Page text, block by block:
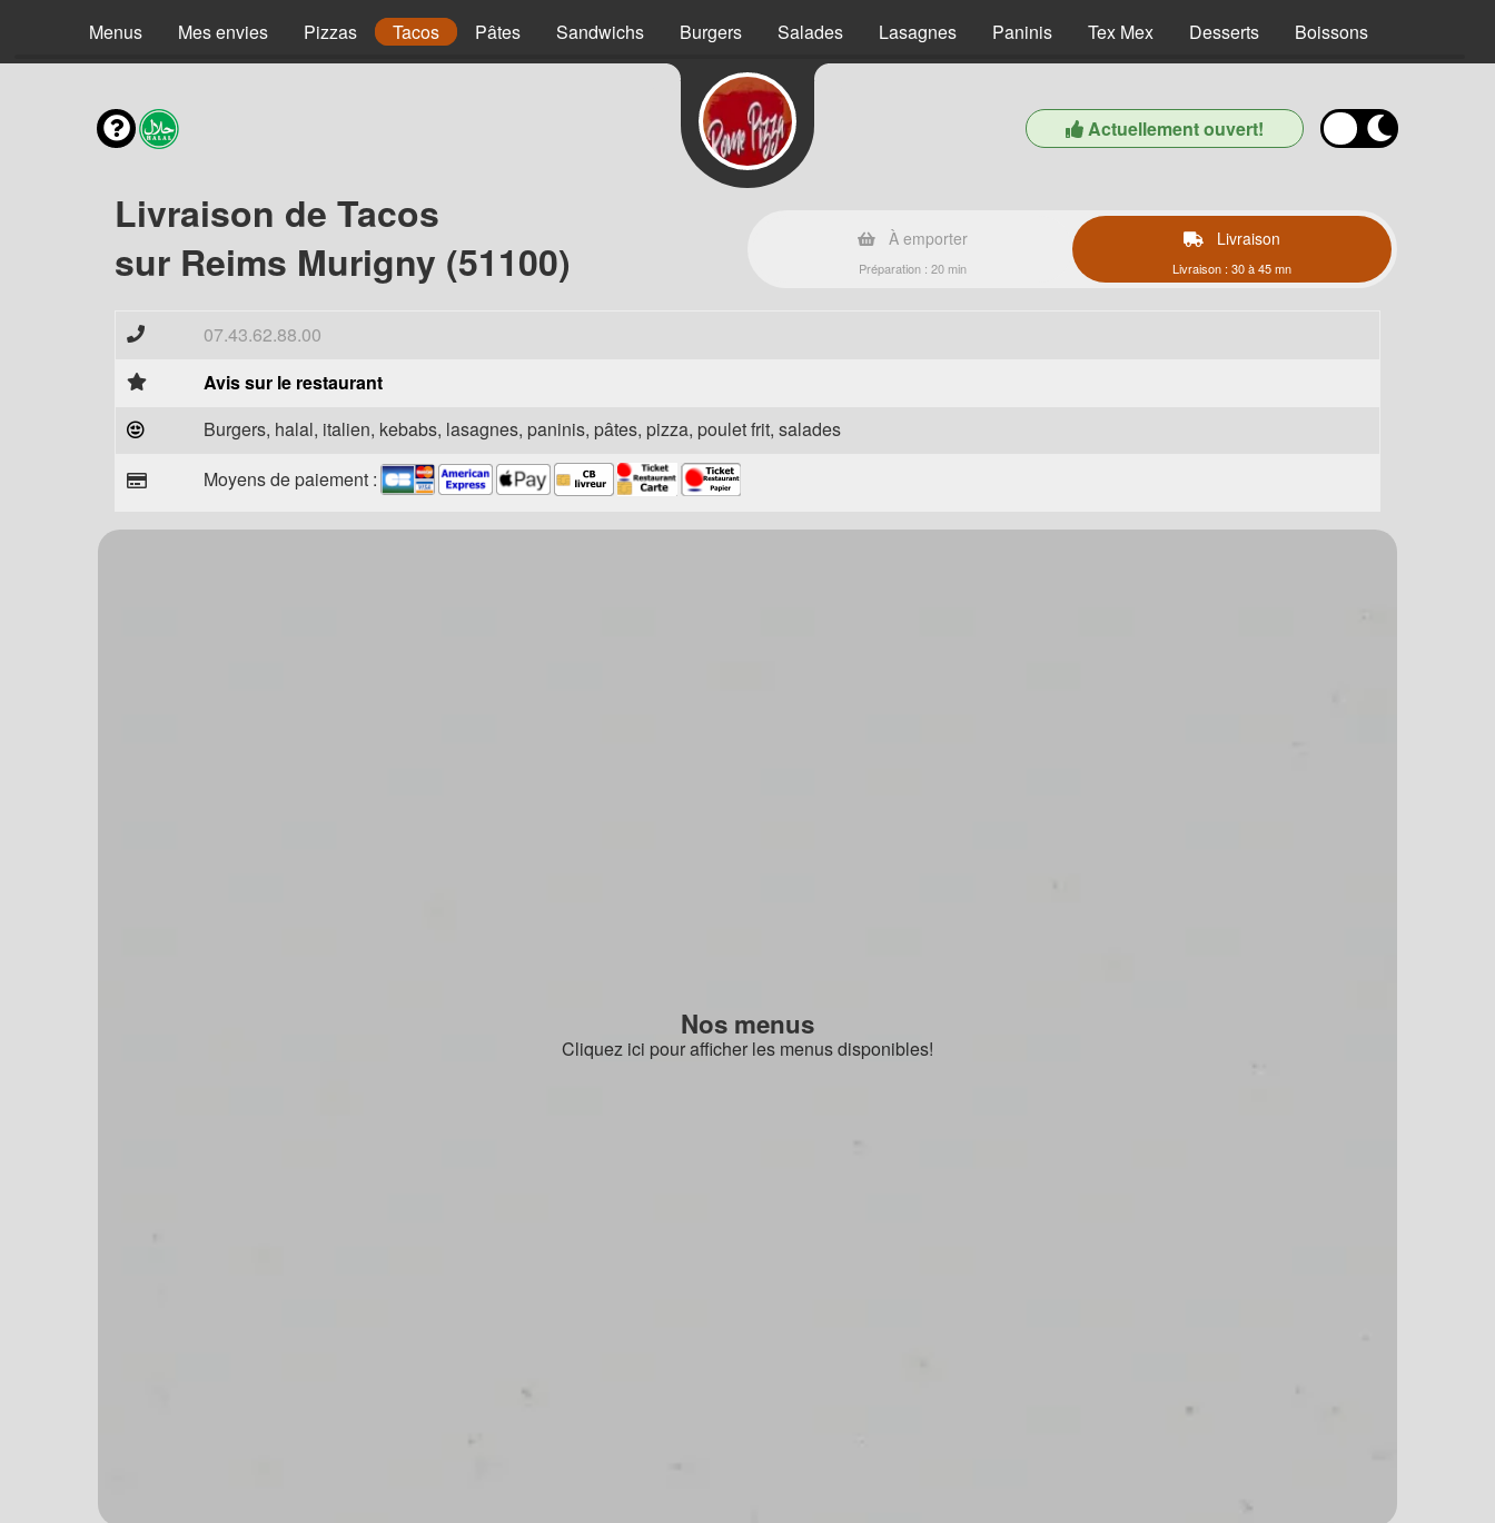
Menus Mes envies Pizzas Tacos Pâtes Sandwichs Burgers Salades Lasagnes Paninis Tex Mex Desserts Boissons
Actuellement ouvert!
Livraison de Tacos
sur Reims Murigny (51100)
À emporter
Préparation : 20 min
Livraison
Livraison : 30 à 45 mn
07.43.62.88.00
Avis sur le restaurant
Burgers, halal, italien, kebabs, lasagnes, paninis, pâtes, pizza, poulet frit, salades
Moyens de paiement :
Nos menus
Cliquez ici pour afficher les menus disponibles!